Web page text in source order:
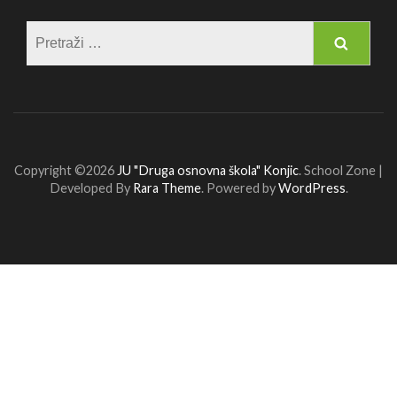
Copyright ©2026 JU "Druga osnovna škola" Konjic.School Zone |
Developed By Rara Theme. Powered byWordPress.